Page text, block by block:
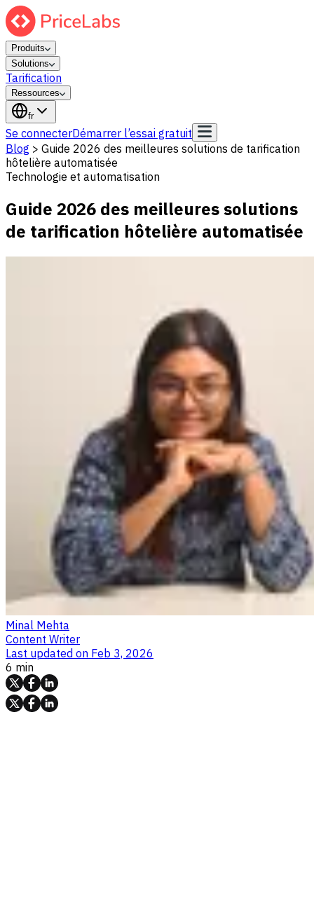
Produits
Solutions
Tarification
Ressources
fr
Se connecterDémarrer l’essai gratuit
Blog > Guide 2026 des meilleures solutions de tarification
hôtelière automatisée
Technologie et automatisation
Guide 2026 des meilleures solutions
de tarification hôtelière automatisée
Minal Mehta
Content Writer
Last updated on Feb 3, 2026
6 min